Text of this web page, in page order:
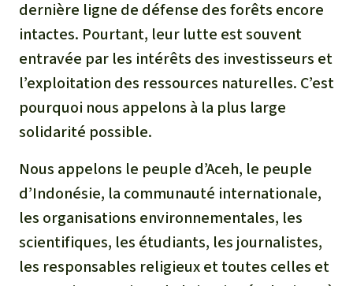
dernière ligne de défense des forêts encore
intactes. Pourtant, leur lutte est souvent
entravée par les intérêts des investisseurs et
l’exploitation des ressources naturelles. C’est
pourquoi nous appelons à la plus large
solidarité possible.
Nous appelons le peuple d’Aceh, le peuple
d’Indonésie, la communauté internationale,
les organisations environnementales, les
scientifiques, les étudiants, les journalistes,
les responsables religieux et toutes celles et